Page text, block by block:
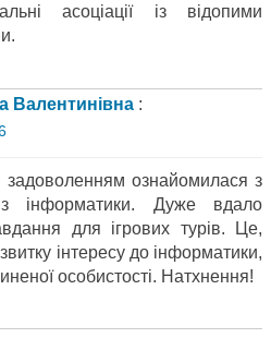
асоціації із відопими
Валентинівна :
задоволенням ознайомилася з
інформатики. Дуже вдало
для ігрових турів. Це,
інтересу до інформатики,
особистості. Натхнення!